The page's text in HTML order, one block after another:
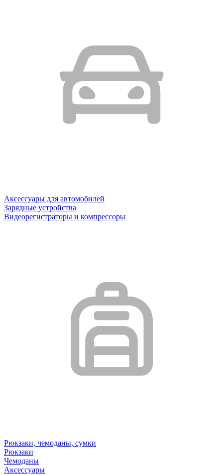
Аксессуары для автомобилей
Зарядные устройства
Видеорегистраторы и компрессоры
Рюкзаки, чемоданы, сумки
Рюкзаки
Чемоданы
Аксессуары